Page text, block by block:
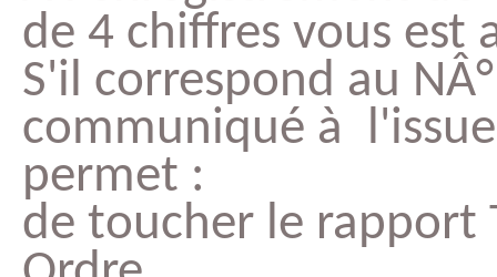
de 4 chiffres vous
S'il correspond au
communiqué à
permet :
de toucher le rapport